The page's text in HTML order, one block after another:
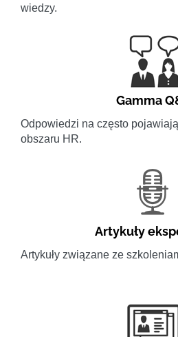
wiedzy.
Gamma
Odpowiedzi na często
obszaru HR.
Artykuły
Artykuły związane ze